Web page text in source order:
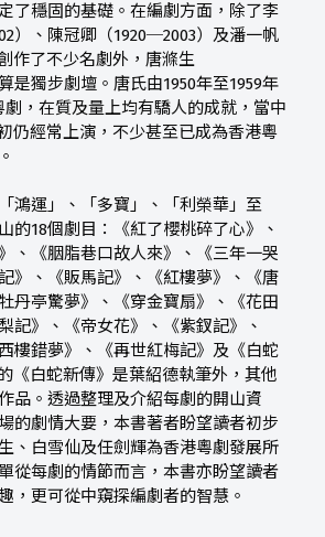
了穩固的基礎。在編劇方面，除了李
）、陳冠卿（1920─2003）及潘一帆
作了不少名劇外，唐滌生
是獨步劇壇。唐氏由1950年至1959年
劇，在質及量上均有驕人的成就，當中
仍經常上演，不少甚至已成為香港粵
鴻運」、「多寶」、「利榮華」至
的18個劇目：《紅了櫻桃碎了心》、
、《胭脂巷口故人來》、《三年一哭
》、《販馬記》、《紅樓夢》、《唐
丹亭驚夢》、《穿金寶扇》、《花田
記》、《帝女花》、《紫釵記》、
樓錯夢》、《再世紅梅記》及《白蛇
《白蛇新傳》是葉紹德執筆外，其他
品。透過整理及介紹每劇的開山資
的劇情大要，本書著者盼望讀者初步
、白雪仙及任劍輝為香港粵劇發展所
從每劇的情節而言，本書亦盼望讀者
，更可從中窺探編劇者的智慧。